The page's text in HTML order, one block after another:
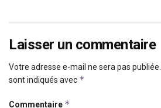
Laisser un commentaire
Votre adresse e-mail ne sera pas publiée.
sont indiqués avec *
Commentaire *